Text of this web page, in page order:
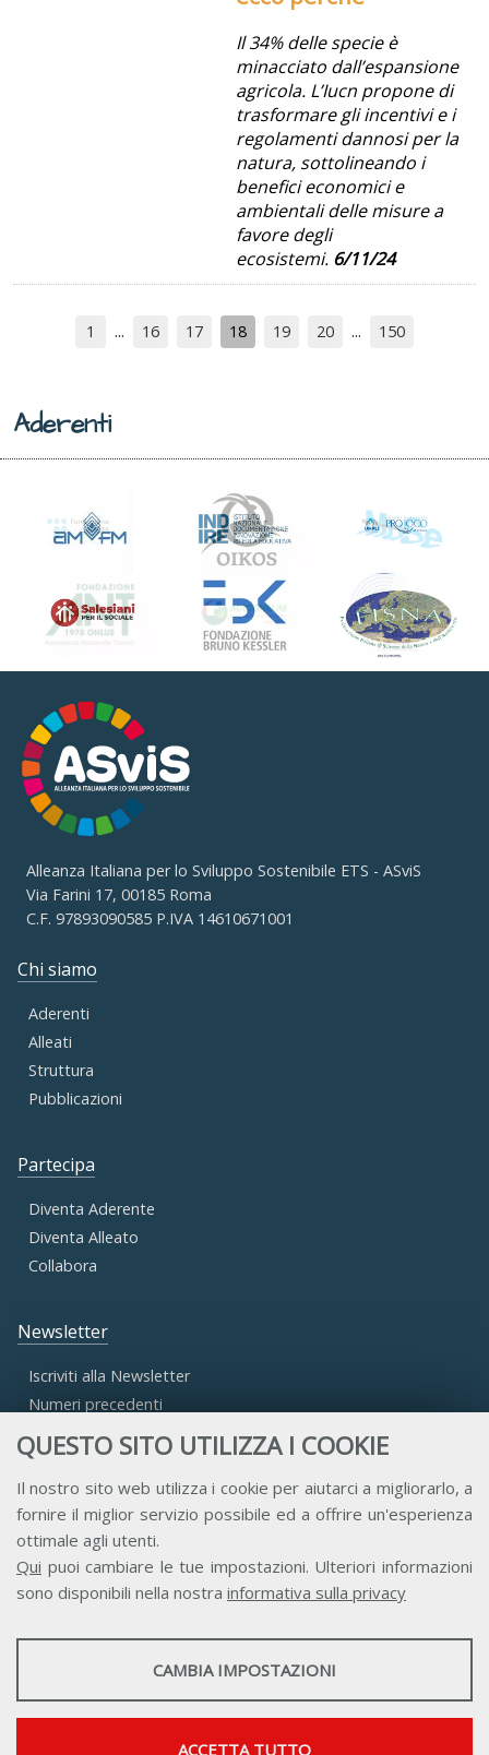
QUESTO SITO UTILIZZA I COOKIE
Il nostro sito web utilizza i cookie per aiutarci a migliorarlo, a
fornire il miglior servizio possibile ed a offrire un'esperienza
ottimale agli utenti.
Qui puoi cambiare le tue impostazioni. Ulteriori informazioni
sono disponibili nella nostra informativa sulla privacy
STATISTICHE
Mostra maggiori informazioni
CAMBIA IMPOSTAZIONI
ACCETTA TUTTO
Il 34% delle specie è
minacciato dall’espansione
agricola. L’Iucn propone di
trasformare gli incentivi e i
regolamenti dannosi per la
natura, sottolineando i
benefici economici e
ambientali delle misure a
favore degli
ecosistemi. 6/11/24
1 16 17 18 19 20 150
Aderenti
Alleanza Italiana per lo Sviluppo Sostenibile ETS - ASviS
Via Farini 17, 00185 Roma
C.F. 97893090585 P.IVA 14610671001
Chi siamo
Aderenti
Alleati
Struttura
Pubblicazioni
Partecipa
Diventa Aderente
Diventa Alleato
Collabora
Newsletter
Iscriviti alla Newsletter
Numeri precedenti
Accesso Aderenti
Accesso Consulta
Accesso Team
Contatti Privacy Trasparenza Credits